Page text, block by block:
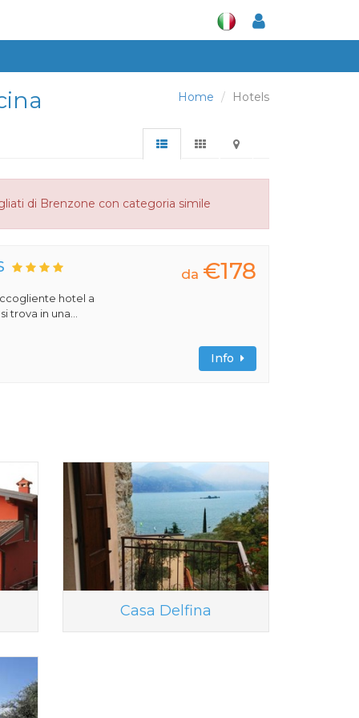
Home Hotels
di Brenzone con categoria simile
hotel a
trova in una...
da €178
Info
Casa Delfina